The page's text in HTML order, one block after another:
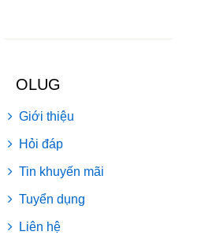
OLUG
Giới thiệu
Hỏi đáp
Tin khuyến mãi
Tuyển dụng
Liên hệ